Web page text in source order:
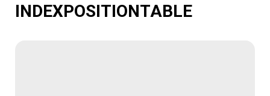
INDEXPOSITIONTABLE